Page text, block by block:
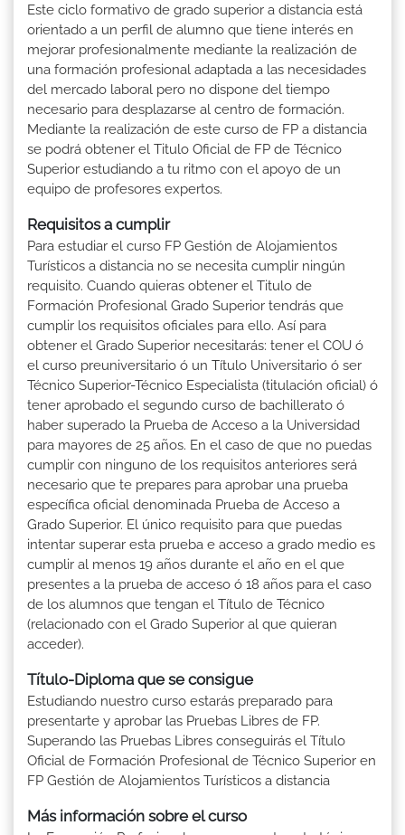
Este ciclo formativo de grado superior a distancia está
orientado a un perfil de alumno que tiene interés en
mejorar profesionalmente mediante la realización de
una formación profesional adaptada a las necesidades
del mercado laboral pero no dispone del tiempo
necesario para desplazarse al centro de formación.
Mediante la realización de este curso de FP a distancia
se podrá obtener el Titulo Oficial de FP de Técnico
Superior estudiando a tu ritmo con el apoyo de un
equipo de profesores expertos.
Requisitos a cumplir
Para estudiar el curso FP Gestión de Alojamientos
Turísticos a distancia no se necesita cumplir ningún
requisito. Cuando quieras obtener el Titulo de
Formación Profesional Grado Superior tendrás que
cumplir los requisitos oficiales para ello. Así para
obtener el Grado Superior necesitarás: tener el COU ó
el curso preuniversitario ó un Título Universitario ó ser
Técnico Superior-Técnico Especialista (titulación oficial) ó
tener aprobado el segundo curso de bachillerato ó
haber superado la Prueba de Acceso a la Universidad
para mayores de 25 años. En el caso de que no puedas
cumplir con ninguno de los requisitos anteriores será
necesario que te prepares para aprobar una prueba
específica oficial denominada Prueba de Acceso a
Grado Superior. El único requisito para que puedas
intentar superar esta prueba e acceso a grado medio es
cumplir al menos 19 años durante el año en el que
presentes a la prueba de acceso ó 18 años para el caso
de los alumnos que tengan el Título de Técnico
(relacionado con el Grado Superior al que quieran
acceder).
Título-Diploma que se consigue
Estudiando nuestro curso estarás preparado para
presentarte y aprobar las Pruebas Libres de FP.
Superando las Pruebas Libres conseguirás el Título
Oficial de Formación Profesional de Técnico Superior en
FP Gestión de Alojamientos Turísticos a distancia
Más información sobre el curso